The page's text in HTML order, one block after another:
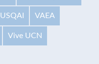
USQAI VAEA
Vive UCN